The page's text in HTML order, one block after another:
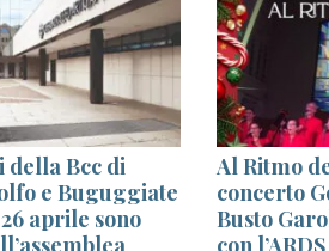
della Bcc di
e Buguggiate
aprile sono
Al Ritmo
concerto
Busto
con